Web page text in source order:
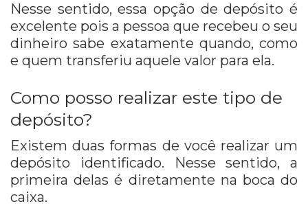
Nesse sentido, essa opção de depósito é
excelente pois a pessoa que recebeu o seu
dinheiro sabe exatamente quando, como
e quem transferiu aquele valor para ela.
Como posso realizar este tipo de
depósito?
Existem duas formas de você realizar um
depósito identificado. Nesse sentido, a
primeira delas é diretamente na boca do
caixa.